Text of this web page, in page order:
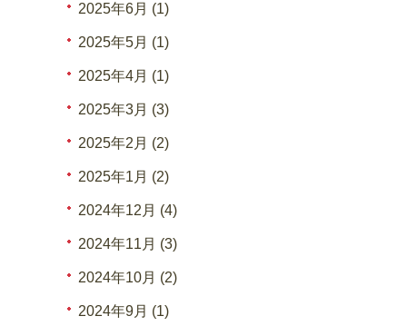
2025年6月 (1)
2025年5月 (1)
2025年4月 (1)
2025年3月 (3)
2025年2月 (2)
2025年1月 (2)
2024年12月 (4)
2024年11月 (3)
2024年10月 (2)
2024年9月 (1)